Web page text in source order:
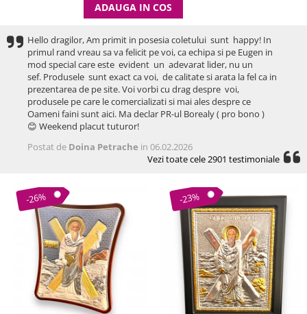
ADAUGA IN COS
Hello dragilor, Am primit in posesia coletului sunt happy! In
primul rand vreau sa va felicit pe voi, ca echipa si pe Eugen in
mod special care este evident un adevarat lider, nu un
sef. Produsele sunt exact ca voi, de calitate si arata la fel ca in
prezentarea de pe site. Voi vorbi cu drag despre voi,
produsele pe care le comercializati si mai ales despre ce
Oameni faini sunt aici. Ma declar PR-ul Borealy ( pro bono )
😊 Weekend placut tuturor!
Postat de Doina Petrache in 06.02.2026
Vezi toate cele 2901 testimoniale
-26% -23%